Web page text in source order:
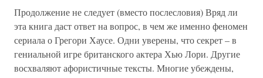
Продолжение не следует (вместо послесловия) Вряд ли
эта книга даст ответ на вопрос, в чем же именно феномен
сериала о Грегори Хаусе. Одни уверены, что секрет – в
гениальной игре британского актера Хью Лори. Другие
восхваляют афористичные тексты. Многие убеждены,